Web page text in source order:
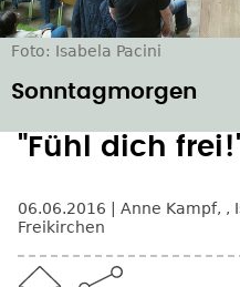
Foto: Isabela Pacini
Sonntagmorgen
"Fühl dich
06.06.2016 Anne Kampf, ,
Freikirchen